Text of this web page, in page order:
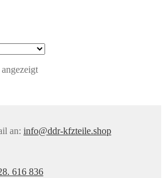
an: info@ddr-kfzteile.shop
616 836